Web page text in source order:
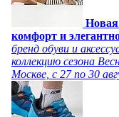
Новая
комфорт и
бренд обуви и
коллекцию сезона
Москве, с 27 по 30